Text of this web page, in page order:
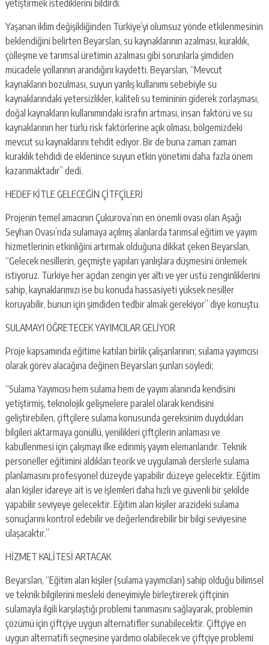
yetiştirmek istediklerini bildirdi.
Yaşanan iklim değişikliğinden Türkiye’yi olumsuz yönde etkilenmesinin
beklendiğini belirten Beyarslan, su kaynaklarının azalması, kuraklık,
çölleşme ve tarımsal üretimin azalması gibi sorunlarla şimdiden
mücadele yollarının arandığını kaydetti. Beyarslan, “Mevcut
kaynakların bozulması, suyun yanlış kullanımı sebebiyle su
kaynaklarındaki yetersizlikler, kaliteli su temininin giderek zorlaşması,
doğal kaynakların kullanımındaki israfın artması, insan faktörü ve su
kaynaklarının her türlü risk faktörlerine açık olması, bölgemizdeki
mevcut su kaynaklarını tehdit ediyor. Bir de buna zaman zaman
kuraklık tehdidi de eklenince suyun etkin yönetimi daha fazla önem
kazanmaktadır” dedi.
HEDEF KİTLE GELECEĞİN ÇİTFÇİLERİ
Projenin temel amacının Çukurova’nın en önemli ovası olan Aşağı
Seyhan Ovası’nda sulamaya açılmış alanlarda tarımsal eğitim ve yayım
hizmetlerinin etkinliğini artırmak olduğuna dikkat çeken Beyarslan,
“Gelecek nesillerin, geçmişte yapılan yanlışlara düşmesini önlemek
istiyoruz. Türkiye her açıdan zengin yer altı ve yer üstü zenginliklerini
sahip, kaynaklarımızı ise bu konuda hassasiyeti yüksek nesiller
koruyabilir, bunun için şimdiden tedbir almak gerekiyor” diye konuştu.
SULAMAYI ÖĞRETECEK YAYIMCILAR GELİYOR
Proje kapsamında eğitime katılan birlik çalışanlarının; sulama yayımcısı
olarak görev alacağına değinen Beyarslan şunları söyledi;
“Sulama Yayımcısı hem sulama hem de yayım alanında kendisini
yetiştirmiş, teknolojik gelişmelere paralel olarak kendisini
geliştirebilen, çiftçilere sulama konusunda gereksinim duydukları
bilgileri aktarmaya gönüllü, yenilikleri çiftçilerin anlaması ve
kabullenmesi için çalışmayı ilke edinmiş yayım elemanlarıdır. Teknik
personeller eğitimini aldıkları teorik ve uygulamalı derslerle sulama
planlamasını profesyonel düzeyde yapabilir düzeye gelecektir. Eğitim
alan kişiler idareye ait is ve işlemleri daha hızlı ve güvenli bir şekilde
yapabilir seviyeye gelecektir. Eğitim alan kişiler arazideki sulama
sonuçlarını kontrol edebilir ve değerlendirebilir bir bilgi seviyesine
ulaşacaktır.”
HİZMET KALİTESİ ARTACAK
Beyarslan, “Eğitim alan kişiler (sulama yayımcıları) sahip olduğu bilimsel
ve teknik bilgilerini mesleki deneyimiyle birleştirerek çiftçinin
sulamayla ilgili karşılaştığı problemi tanımasını sağlayarak, problemin
çözümü için çiftçiye uygun alternatifler sunabilecektir. Çiftçiye en
uygun alternatifi seçmesine yardımcı olabilecek ve çiftçiye problemi